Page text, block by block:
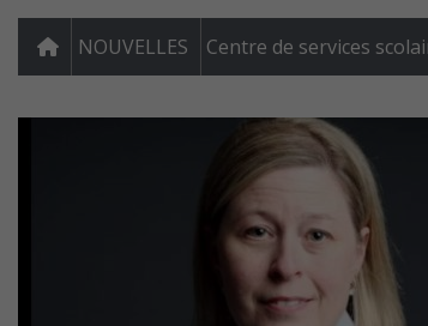
NOUVELLES Centre de services